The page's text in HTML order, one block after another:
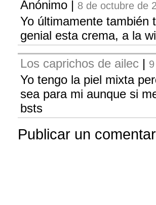
Anónimo | 8 de octubre de
Yo últimamente también
genial esta crema, a la
Los caprichos de ailec |
Yo tengo la piel mixta
sea para mi aunque si
bsts
Publicar un